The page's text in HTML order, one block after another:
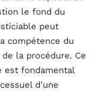
le fond du
peut
compétence du
la procédure. Ce
est fondamental
d’une